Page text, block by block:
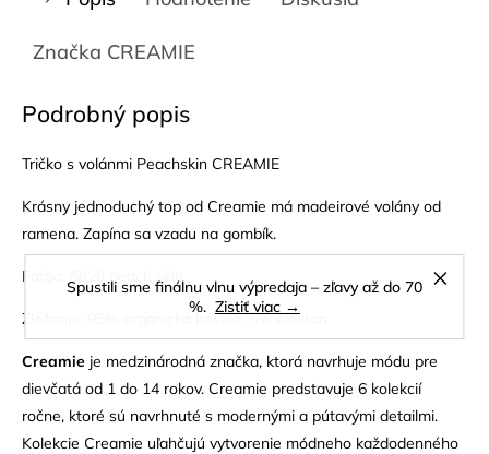
Spustili sme finálnu vlnu výpredaja – zľavy až do 70
%. Zistiť viac →
Značka CREAMIE
Podrobný popis
Tričko s volánmi Peachskin CREAMIE
Krásny jednoduchý top od Creamie má madeirové volány od
ramena. Zapína sa vzadu na gombík.
Farba: 5820 peach skin
Zloženie: 95% organická bavlna, 5% elastan
Creamie je medzinárodná značka, ktorá navrhuje módu pre
dievčatá od 1 do 14 rokov. Creamie predstavuje 6 kolekcií
ročne, ktoré sú navrhnuté s modernými a pútavými detailmi.
Kolekcie Creamie uľahčujú vytvorenie módneho každodenného